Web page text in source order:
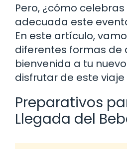
Pero, ¿cómo
adecuada este
En este artículo,
diferentes formas de
bienvenida a tu
disfrutar de este
Preparativos
Llegada del